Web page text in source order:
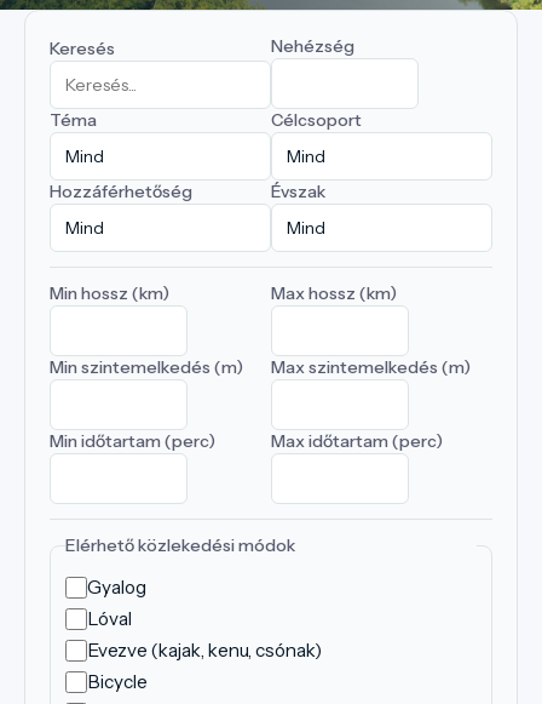
Keresés Nehézség
Téma Célcsoport
Hozzáférhetőség Évszak
Min hossz (km) Max hossz (km)
Min szintemelkedés (m) Max szintemelkedés (m)
Min időtartam (perc) Max időtartam (perc)
Elérhető közlekedési módok
Gyalog
Lóval
Evezve (kajak, kenu, csónak)
Bicycle